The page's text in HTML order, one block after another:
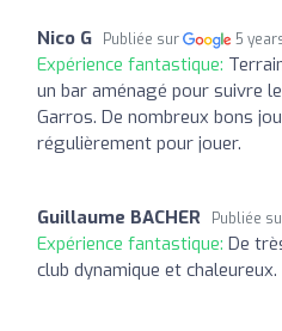
Nico G Publiée sur 5
Expérience fantastique:
un bar aménagé pour suivre
Garros. De nombreux bons
régulièrement pour jouer.
Guillaume BACHER Publiée
Expérience fantastique: De
club dynamique et chaleureux.